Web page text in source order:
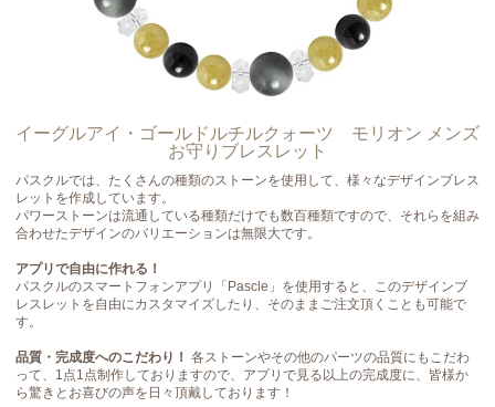
イーグルアイ・ゴールドルチルクォーツ モリオン メンズ
お守りブレスレット
パスクルでは、たくさんの種類のストーンを使用して、様々なデザインブレス
レットを作成しています。
パワーストーンは流通している種類だけでも数百種類ですので、それらを組み
合わせたデザインのバリエーションは無限大です。
アプリで自由に作れる！
パスクルのスマートフォンアプリ「Pascle」を使用すると、このデザインブ
レスレットを自由にカスタマイズしたり、そのままご注文頂くことも可能で
す。
品質・完成度へのこだわり！ 各ストーンやその他のパーツの品質にもこだわ
って、1点1点制作しておりますので、アプリで見る以上の完成度に、皆様か
ら驚きとお喜びの声を日々頂戴しております！